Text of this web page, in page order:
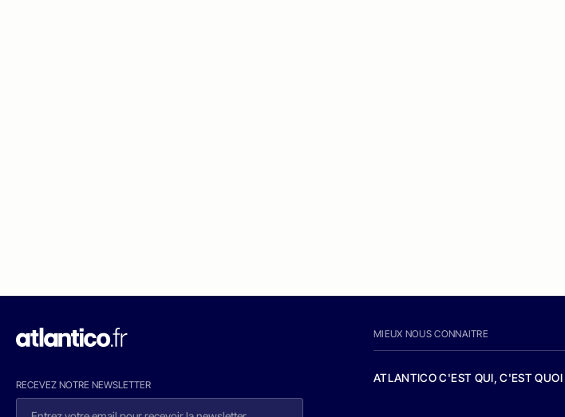
RECEVEZ NOTRE NEWSLETTER
MIEUX NOUS CONNAITRE
ATLANTICO C'EST QUI, C'EST QUOI